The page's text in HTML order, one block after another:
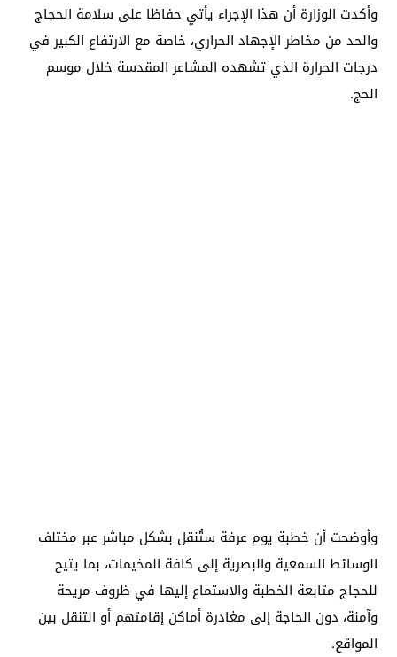
وأكدت الوزارة أن هذا الإجراء يأتي حفاظا على سلامة الحجاج
والحد من مخاطر الإجهاد الحراري، خاصة مع الارتفاع الكبير في
درجات الحرارة الذي تشهده المشاعر المقدسة خلال موسم
الحج.
وأوضحت أن خطبة يوم عرفة ستُنقل بشكل مباشر عبر مختلف
الوسائط السمعية والبصرية إلى كافة المخيمات، بما يتيح
للحجاج متابعة الخطبة والاستماع إليها في ظروف مريحة
وآمنة، دون الحاجة إلى مغادرة أماكن إقامتهم أو التنقل بين
المواقع.